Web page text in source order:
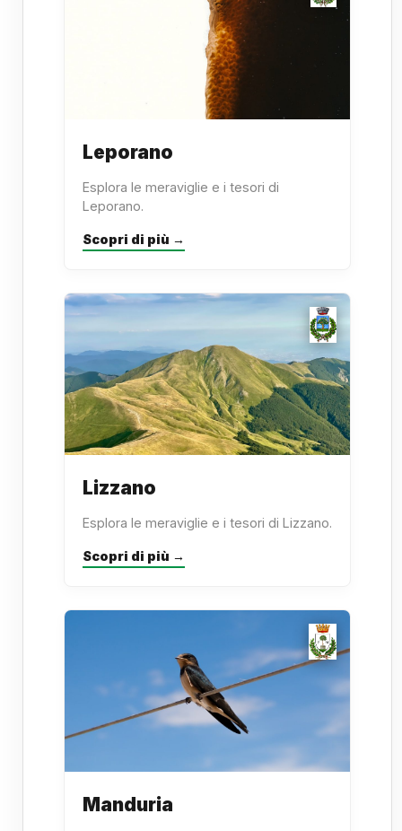
Leporano
Esplora le meraviglie e i tesori di
Leporano.
Scopri di più →
Lizzano
Esplora le meraviglie e i tesori di Lizzano.
Scopri di più →
Manduria